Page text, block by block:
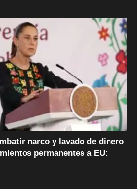
narco y lavado de dinero
permanentes a EU: